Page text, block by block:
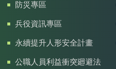
防災專區
兵役資訊專區
永續提升人形安全計畫
公職人員利益衝突廻避法